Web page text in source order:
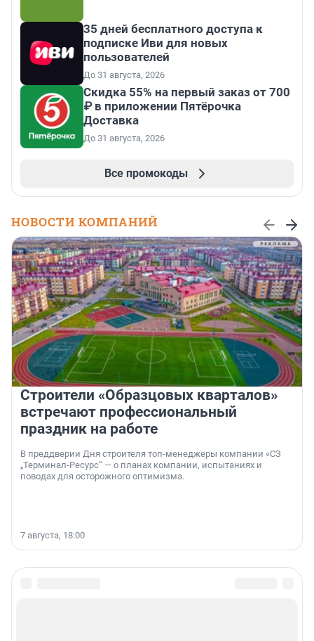
35 дней бесплатного доступа к
подписке Иви для новых
пользователей
До 31 августа, 2026
Скидка 55% на первый заказ от 700
₽ в приложении Пятёрочка
Доставка
До 31 августа, 2026
Все промокоды
НОВОСТИ КОМПАНИЙ
Строители «Образцовых кварталов»
встречают профессиональный
праздник на работе
В преддверии Дня строителя топ-менеджеры компании «СЗ
„Терминал-Ресурс“ — о планах компании, испытаниях и
поводах для осторожного оптимизма.
7 августа, 18:00